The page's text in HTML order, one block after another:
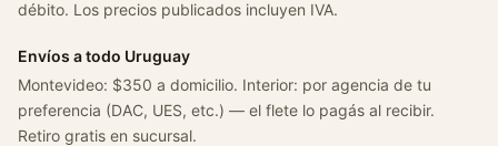
débito. Los precios publicados incluyen IVA.
Envíos a todo Uruguay
Montevideo: $350 a domicilio. Interior: por agencia de tu
preferencia (DAC, UES, etc.) — el flete lo pagás al recibir.
Retiro gratis en sucursal.